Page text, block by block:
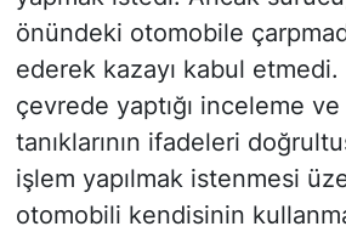
önündeki otomobile
ederek kazayı kabul
çevrede yaptığı inceleme
tanıklarının ifadeleri
işlem yapılmak istenmesi
otomobili kendisinin